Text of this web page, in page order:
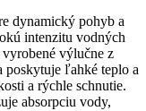
dynamický pohyb a
intenzitu vodných
vyrobené výlučne z
poskytuje ľahké teplo a
a rýchle schnutie.
absorpciu vody,